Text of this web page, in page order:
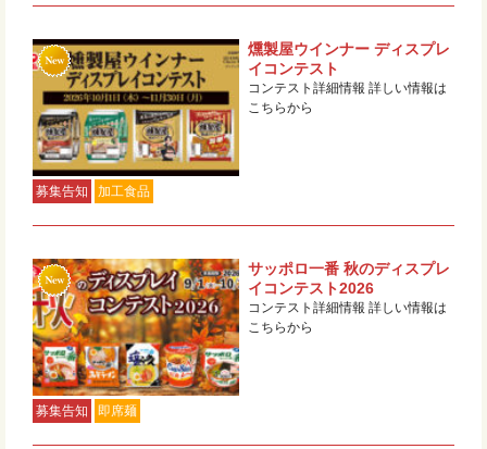
募集告知 加工食品
燻製屋ウインナー ディスプレ
イコンテスト
コンテスト詳細情報 詳しい情報は
こちらから
募集告知 即席麺
サッポロ一番 秋のディスプレ
イコンテスト2026
コンテスト詳細情報 詳しい情報は
こちらから